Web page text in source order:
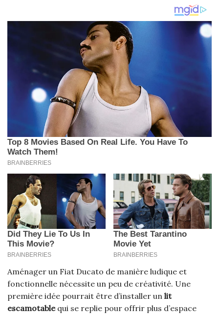
Aménager un Fiat Ducato de manière ludique et
fonctionnelle nécessite un peu de créativité. Une
première idée pourrait être d’installer un lit
escamotablequi se replie pour offrir plus d’espace